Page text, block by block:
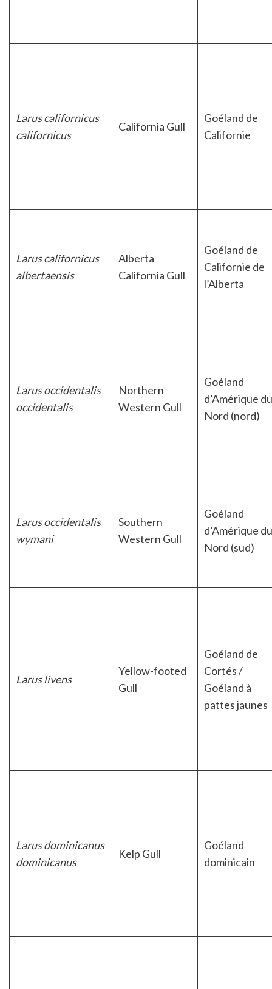
Larus californicus
californicus
California Gull
Goéland de
Californie
Larus californicus
albertaensis
Alberta
California Gull
Goéland de
Californie de
l’Alberta
Larus occidentalis
occidentalis
Northern
Western Gull
Goéland
d’Amérique du
Nord (nord)
Larus occidentalis
wymani
Southern
Western Gull
Goéland
d’Amérique du
Nord (sud)
Larus livens
Yellow-footed
Gull
Goéland de
Cortés /
Goéland à
pattes jaunes
Larus dominicanus
dominicanus
Kelp Gull
Goéland
dominicain